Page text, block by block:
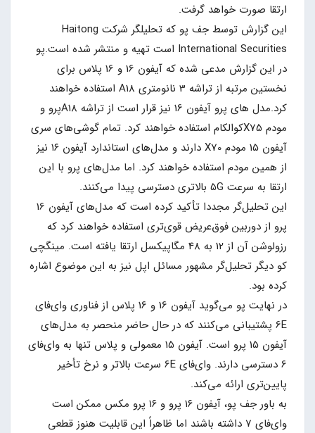
ارتقا صورت خواهد گرفت.
این گزارش توسط جف پو که تحلیلگر شرکت Haitong
International Securities است تهیه و منتشر شده است.پو
در این گزارش مدعی شده که آیفون 16 و 16 پلاس برای
نخستین مرتبه از تراشه 3 نانومتری A18 استفاده خواهند
کرد.مدل های پرو آیفون 16 نیز قرار است از تراشه A18پرو و
مودم X75کوالکام استفاده خواهند کرد. تمام گوشی‌های سری
آیفون 15 مودم X70 دارند و مدل‌های استاندارد آیفون ۱۶ نیز
از همین مودم استفاده خواهند کرد. اما مدل‌های پرو با این
ارتقا به سرعت 5G بالاتری دسترسی پیدا می‌کنند.
این تحلیل‌گر مجددا تأکید کرده است که مدل‌های آیفون 16
پرو از دوربین فوق‌عریض قوی‌تری استفاده خواهند کرد که
رزولوشن آن از 12 به 48 مگاپیکسل ارتقا یافته است. مینگچی
کو دیگر تحلیل‌گر مشهور مسائل اپل نیز به این موضوع اشاره
کرده بود.
در نهایت پو می‌گوید آیفون 16 و 16 پلاس از فناوری وای‌فای
6E پشتیبانی می‌کنند که در حال حاضر منحصر به مدل‌های
آیفون 15 پرو است. آیفون 15 معمولی و پلاس تنها به وای‌فای
6 دسترسی دارند. وای‌فای 6E سرعت بالاتر و نرخ تأخیر
پایین‌تری ارائه می‌کند.
به باور جف پو، آیفون ۱۶ پرو و ۱۶ پرو مکس ممکن است
وای‌فای 7 داشته باشند اما ظاهراً این قابلیت هنوز قطعی